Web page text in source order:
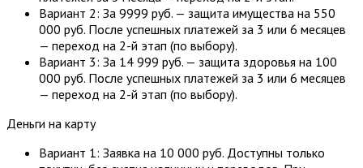
Вариант 2: За 9999 руб. — защита имущества на 550
000 руб. После успешных платежей за 3 или 6 месяцев
— переход на 2-й этап (по выбору).
Вариант 3: За 14 999 руб. — защита здоровья на 100
000 руб. После успешных платежей за 3 или 6 месяцев
— переход на 2-й этап (по выбору).
Деньги на карту
Вариант 1: Заявка на 10 000 руб. Доступны только